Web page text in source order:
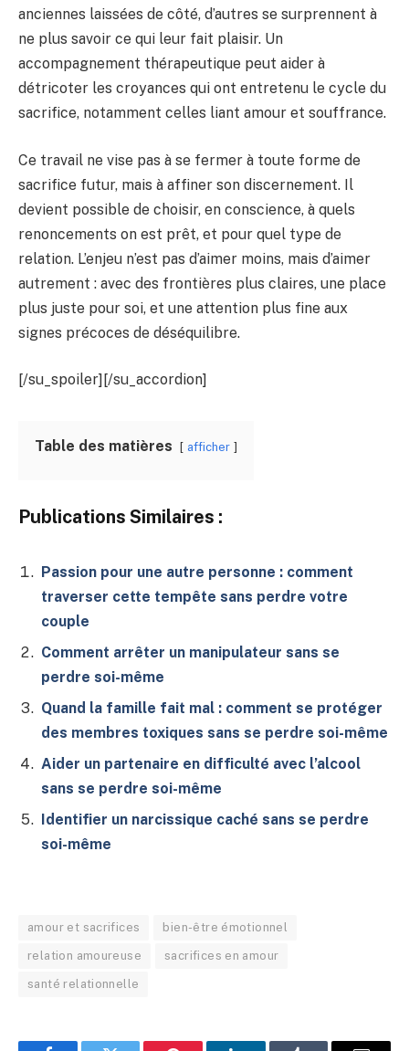
anciennes laissées de côté, d’autres se surprennent à
ne plus savoir ce qui leur fait plaisir. Un
accompagnement thérapeutique peut aider à
détricoter les croyances qui ont entretenu le cycle du
sacrifice, notamment celles liant amour et souffrance.
Ce travail ne vise pas à se fermer à toute forme de
sacrifice futur, mais à affiner son discernement. Il
devient possible de choisir, en conscience, à quels
renoncements on est prêt, et pour quel type de
relation. L’enjeu n’est pas d’aimer moins, mais d’aimer
autrement : avec des frontières plus claires, une place
plus juste pour soi, et une attention plus fine aux
signes précoces de déséquilibre.
[/su_spoiler][/su_accordion]
Table des matières afficher
Publications Similaires :
Passion pour une autre personne : comment
traverser cette tempête sans perdre votre
couple
Comment arrêter un manipulateur sans se
perdre soi-même
Quand la famille fait mal : comment se protéger
des membres toxiques sans se perdre soi-même
Aider un partenaire en difficulté avec l’alcool
sans se perdre soi-même
Identifier un narcissique caché sans se perdre
soi-même
amour et sacrifices bien-être émotionnel
relation amoureuse sacrifices en amour
santé relationnelle